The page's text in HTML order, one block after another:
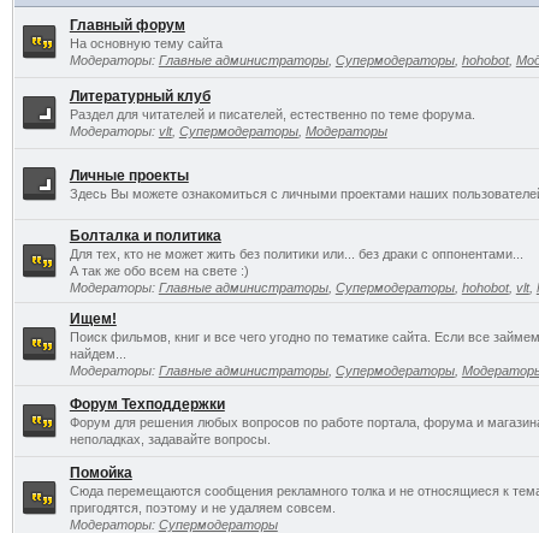
Главный форум
На основную тему сайта
Модераторы: Главные администраторы, Супермодераторы, hohobot,
Литературный клуб
Раздел для читателей и писателей, естественно по теме форума.
Модераторы: vlt, Супермодераторы, Модераторы
Личные проекты
Здесь Вы можете ознакомиться с личными проектами наших
Болталка и политика
Для тех, кто не может жить без политики или... без драки с оппонентами...
А так же обо всем на свете :)
Модераторы: Главные администраторы, Супермодераторы, hohobot, vlt,
Ищем!
Поиск фильмов, книг и все чего угодно по тематике сайта. Если все
найдем...
Модераторы: Главные администраторы, Супермодераторы,
Форум Техподдержки
Форум для решения любых вопросов по работе портала, форума и
неполадках, задавайте вопросы.
Помойка
Сюда перемещаются сообщения рекламного толка и не относящиеся к
пригодятся, поэтому и не удаляем совсем.
Модераторы: Супермодераторы